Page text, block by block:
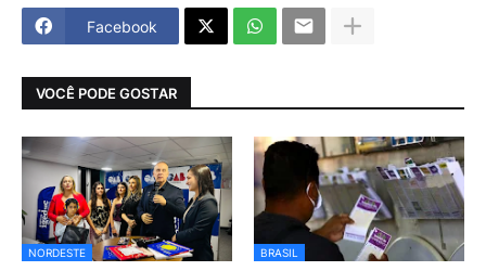
Facebook
VOCÊ PODE GOSTAR
NORDESTE BRASIL